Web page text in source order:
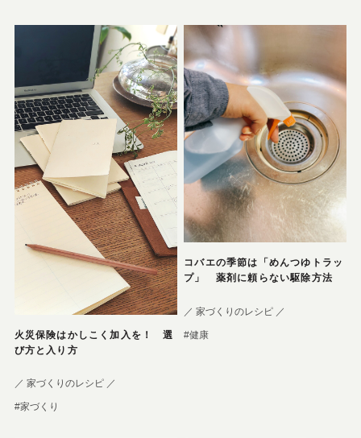
火災保険はかしこく加入を！ 選
び方と入り方
／ 家づくりのレシピ ／
#家づくり
コバエの季節は「めんつゆトラッ
プ」 薬剤に頼らない駆除方法
／ 家づくりのレシピ ／
#健康